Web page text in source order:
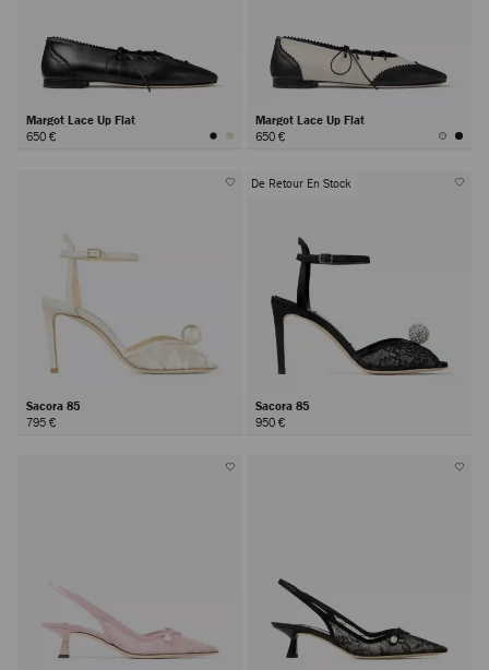
Margot Lace Up Flat
650 €
Margot Lace Up Flat
650 €
Sacora 85
795 €
De Retour En Stock
Sacora 85
950 €